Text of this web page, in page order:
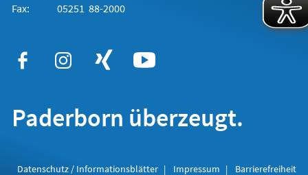
Fax:
05251 88-2000
Paderborn überzeugt.
Datenschutz / Informationsblätter Impressum
Barrierefreiheit